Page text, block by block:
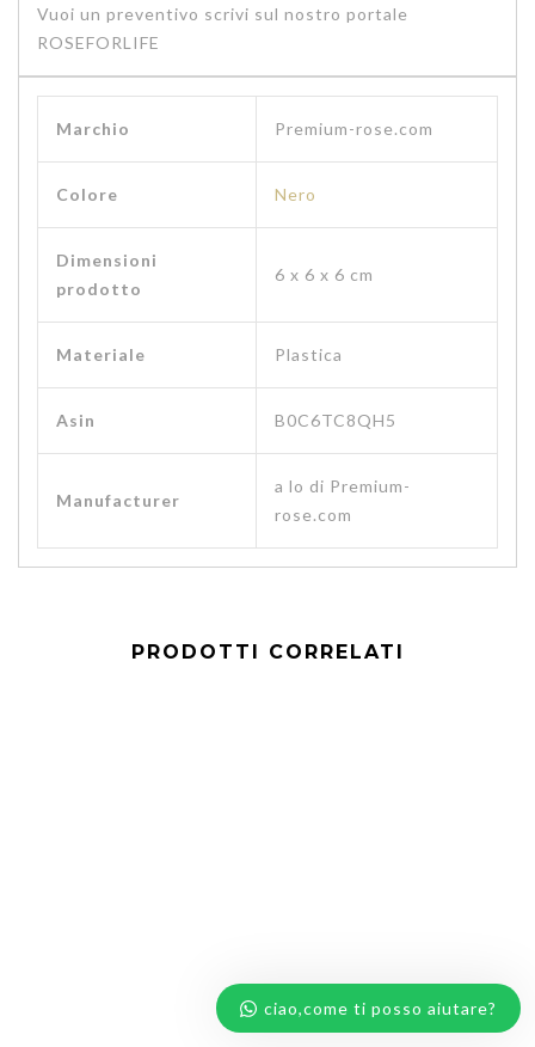
Vuoi un preventivo scrivi sul nostro portale
ROSEFORLIFE
Marchio ‎Premium-rose.com
Colore Nero
Dimensioni
prodotto
‎6 x 6 x 6 cm
Materiale ‎Plastica
Asin B0C6TC8QH5
Manufacturer
a lo di Premium-
rose.com
PRODOTTI CORRELATI
ciao,come ti posso aiutare?